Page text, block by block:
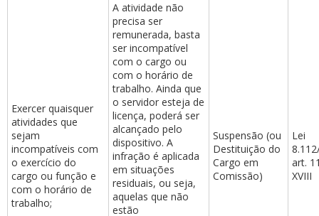
Exercer quaisquer
atividades que
sejam
incompatíveis com
o exercício do
cargo ou função e
com o horário de
trabalho;
A atividade não
precisa ser
remunerada, basta
ser incompatível
com o cargo ou
com o horário de
trabalho. Ainda que
o servidor esteja de
licença, poderá ser
alcançado pelo
dispositivo. A
infração é aplicada
em situações
residuais, ou seja,
aquelas que não
estão
Suspensão (ou
Destituição do
Cargo em
Comissão)
Lei
art.
XVIII